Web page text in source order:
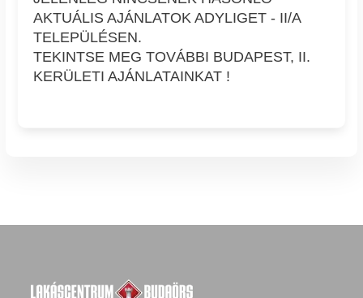
AKTUÁLIS AJÁNLATOK ADYLIGET - II/A
TELEPÜLÉSEN.
TEKINTSE MEG TOVÁBBI BUDAPEST, II.
KERÜLETI AJÁNLATAINKAT !